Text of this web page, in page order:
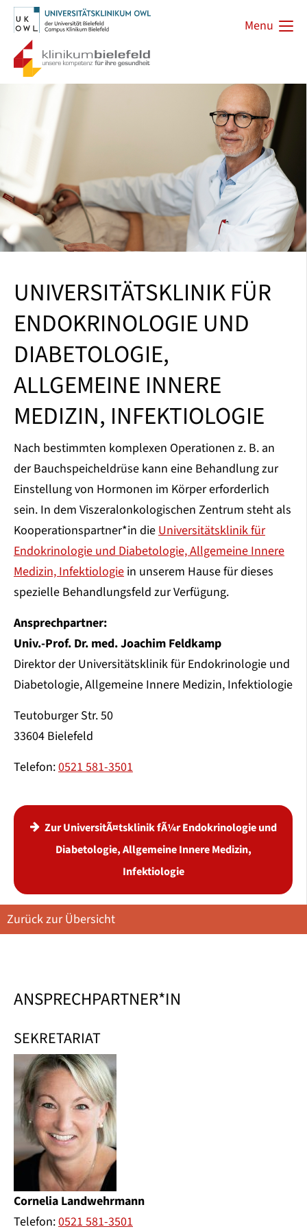
Menu
UNIVERSITÄTSKLINIK FÜR
ENDOKRINOLOGIE UND
DIABETOLOGIE,
ALLGEMEINE INNERE
MEDIZIN, INFEKTIOLOGIE
Nach bestimmten komplexen Operationen z. B. an
der Bauchspeicheldrüse kann eine Behandlung zur
Einstellung von Hormonen im Körper erforderlich
sein. In dem Viszeralonkologischen Zentrum steht als
Kooperationspartner*in dieUniversitätsklinik für
Endokrinologie und Diabetologie, Allgemeine Innere
Medizin, Infektiologie in unserem Hause für dieses
spezielle Behandlungsfeld zur Verfügung.
Ansprechpartner:
Univ.-Prof. Dr. med. Joachim Feldkamp
Direktor der Universitätsklinik für Endokrinologie und
Diabetologie, Allgemeine Innere Medizin, Infektiologie
Teutoburger Str. 50
33604 Bielefeld
Telefon:0521 581-3501
Zur UniversitÃ¤tsklinik fÃ¼r Endokrinologie und
Diabetologie, Allgemeine Innere Medizin,
Infektiologie
Zurück zur Übersicht
ANSPRECHPARTNER*IN
SEKRETARIAT
Cornelia Landwehrmann
Telefon:0521 581-3501